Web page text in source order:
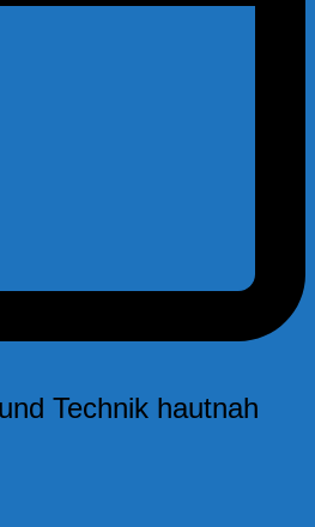
Technik hautnah